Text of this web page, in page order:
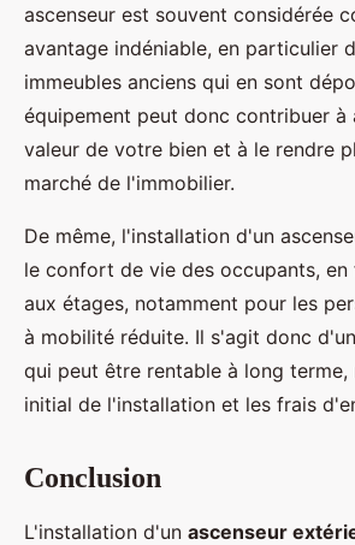
ascenseur est souvent considérée
avantage indéniable, en particulier
immeubles anciens qui en sont
équipement peut donc contribuer à
valeur de votre bien et à le rendre
marché de l'immobilier.
De même, l'installation d'un
le confort de vie des occupants,
aux étages, notamment pour les
à mobilité réduite. Il s'agit donc
qui peut être rentable à long terme,
initial de l'installation et les frais
Conclusion
L'installation d'un ascenseur